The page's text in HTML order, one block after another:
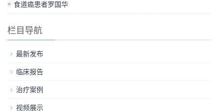
食道癌患者罗国华
栏目导航
最新发布
临床报告
治疗案例
视频展示